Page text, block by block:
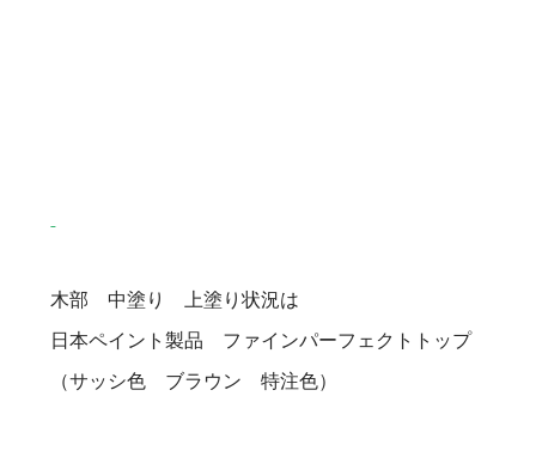
木部 中塗り 上塗り状況は
日本ペイント製品 ファインパーフェクトトップ
（サッシ色 ブラウン 特注色）